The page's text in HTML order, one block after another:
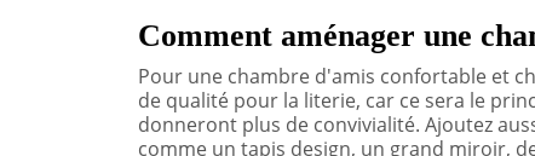
Comment aménager une
Pour une chambre d'amis confortable et
de qualité pour la literie, car ce sera le
donneront plus de convivialité. Ajoutez
comme un tapis design, un grand miroir,